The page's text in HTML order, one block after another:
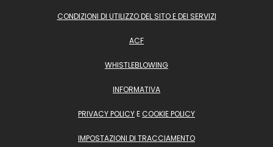
CONDIZIONI DI UTILIZZO DEL SITO E DEI SERVIZI
ACF
WHISTLEBLOWING
INFORMATIVA
PRIVACY POLICYECOOKIE POLICY
IMPOSTAZIONI DI TRACCIAMENTO